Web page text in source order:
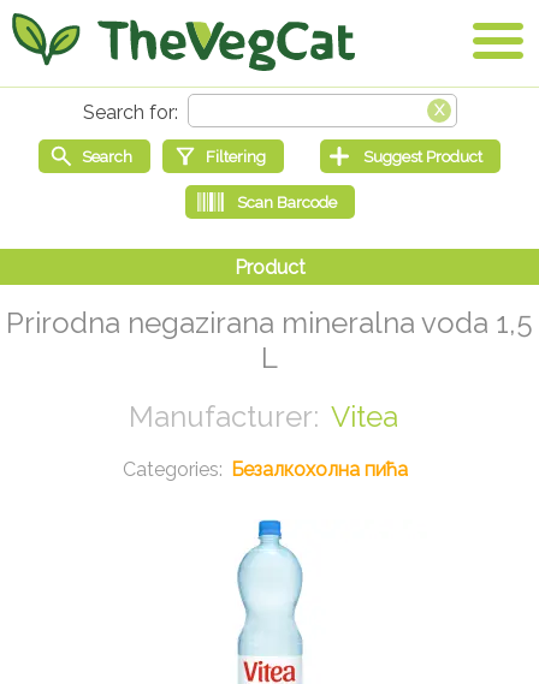
Prirodna negazirana mineralna voda 1,5
L
Vitea
Безалкохолна пића